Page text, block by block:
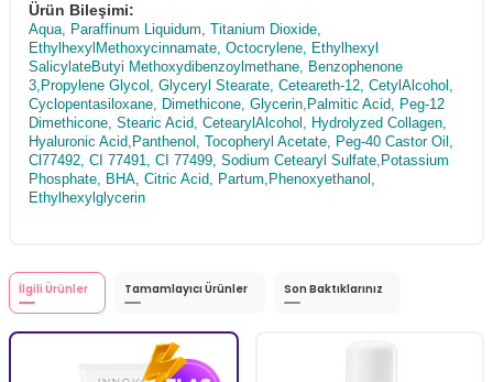
Ürün Bileşimi:
Aqua, Paraffinum Liquidum, Titanium Dioxide,
EthylhexylMethoxycinnamate, Octocrylene, Ethylhexyl
SalicylateButyi Methoxydibenzoylmethane, Benzophenone
3,Propylene Glycol, Glyceryl Stearate, Ceteareth-12, CetylAlcohol,
Cyclopentasiloxane, Dimethicone, Glycerin,Palmitic Acid, Peg-12
Dimethicone, Stearic Acid, CetearylAlcohol, Hydrolyzed Collagen,
Hyaluronic Acid,Panthenol, Tocopheryl Acetate, Peg-40 Castor Oil,
Cl77492, CI 77491, CI 77499, Sodium Cetearyl Sulfate,Potassium
Phosphate, BHA, Citric Acid, Partum,Phenoxyethanol,
Ethylhexylglycerin
İlgili Ürünler Tamamlayıcı Ürünler Son Baktıklarınız